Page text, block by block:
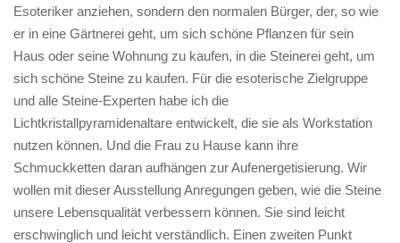
Esoteriker anziehen, sondern den normalen Bürger, der, so wie
er in eine Gärtnerei geht, um sich schöne Pflanzen für sein
Haus oder seine Wohnung zu kaufen, in die Steinerei geht, um
sich schöne Steine zu kaufen. Für die esoterische Zielgruppe
und alle Steine-Experten habe ich die
Lichtkristallpyramidenaltare entwickelt, die sie als Workstation
nutzen können. Und die Frau zu Hause kann ihre
Schmuckketten daran aufhängen zur Aufenergetisierung. Wir
wollen mit dieser Ausstellung Anregungen geben, wie die Steine
unsere Lebensqualität verbessern können. Sie sind leicht
erschwinglich und leicht verständlich. Einen zweiten Punkt